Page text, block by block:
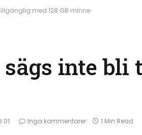
med 128 GB minne
inte bli
Inga kommentarer 1 Min Read